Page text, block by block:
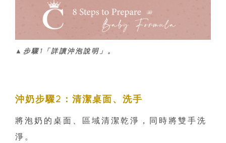
▲步驟1「詳讀沖泡說明」。
沖奶步驟2：清潔桌面、洗手
將泡奶的桌面、區域清潔乾淨，同時將雙手洗
淨。